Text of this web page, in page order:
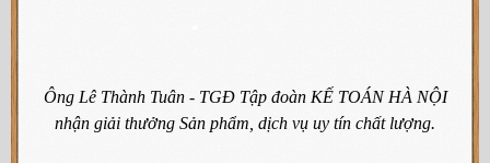
Ông Lê Thành Tuân - TGĐ Tập đoàn KẾ TOÁN HÀ NỘI
nhận giải thưởng Sản phẩm, dịch vụ uy tín chất lượng.